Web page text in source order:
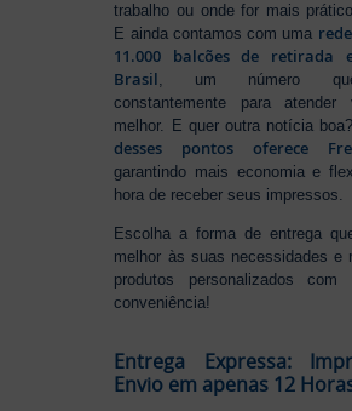
trabalho ou onde for mais
E ainda contamos com uma
11.000 balcões de retirada
Brasil, um número
constantemente para atender
melhor. E quer outra notícia
desses pontos oferece
garantindo mais economia e
hora de receber seus impressos.
Escolha a forma de entrega
melhor às suas necessidades e
produtos personalizados com
conveniência!
Entrega Expressa:
Envio em apenas 12